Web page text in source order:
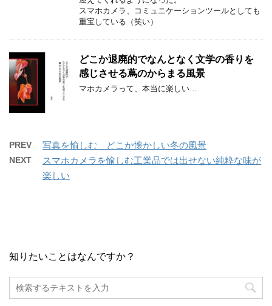
スマホカメラ、コミュニケーションツールとしても
重宝している（笑い）
どこか退廃的でなんとなく文学の香りを
感じさせる蔦のからまる風景
マホカメラって、本当に楽しい…
PREV 写真を愉しむ どこか懐かしい冬の風景
NEXT
スマホカメラを愉しむ工業品では出せない純粋な味が
楽しい
知りたいことはなんですか？